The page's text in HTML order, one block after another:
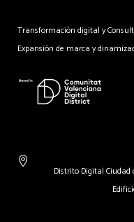
Transformación digital y
Expansión de marca y
Distrito Digital Ciudad